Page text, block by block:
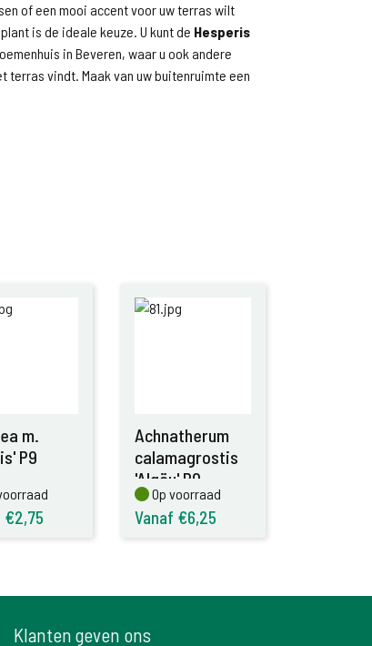
of een mooi accent voor uw terras wilt
is de ideale keuze. U kunt de Hesperis
in Beveren, waar u ook andere
terras vindt. Maak van uw buitenruimte een
m.
P9
€2,75
Achnatherum
calamagrostis
'Algäu' P9
Op voorraad
Op voorraad
Vanaf €6,25
Klanten geven ons